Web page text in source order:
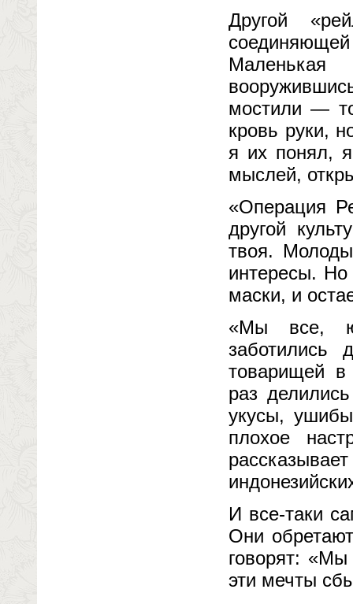
Другой
Маленькая
мостили —
кровь руки,
я их понял,
мыслей,
«Операция
другой
твоя.
интересы.
маски, и
«Мы все,
заботились
товарищей в
раз
укусы,
плохое
И все-таки
Они
говорят: «Мы
эти мечты